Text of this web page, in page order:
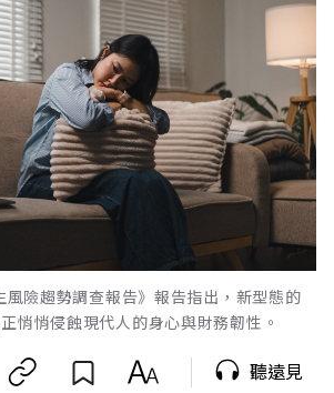
險趨勢調查報告》報告指出，新型態的
悄悄侵蝕現代人的身心與財務韌性。
聽遠見